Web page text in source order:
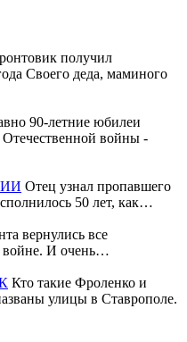
получил
Своего деда, маминого
90-летние юбилеи
войны -
Отец узнал пропавшего
50 лет, как…
вернулись все
войне. И очень…
Кто такие Фроленко и
улицы в Ставрополе.